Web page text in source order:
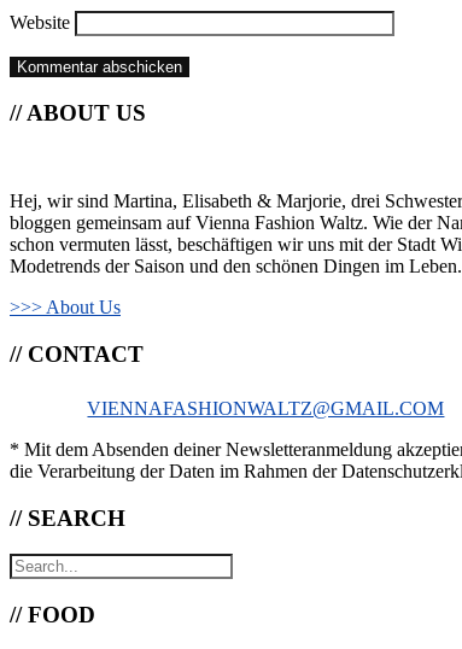
Website
// ABOUT US
Hej, wir sind Martina, Elisabeth & Marjorie, drei
bloggen gemeinsam auf Vienna Fashion Waltz. Wie der
schon vermuten lässt, beschäftigen wir uns mit der Stadt
Modetrends der Saison und den schönen Dingen im Leben.
>>> About Us
// CONTACT
VIENNAFASHIONWALTZ@GMAIL.COM
* Mit dem Absenden deiner Newsletteranmeldung
die Verarbeitung der Daten im Rahmen der
// SEARCH
// FOOD